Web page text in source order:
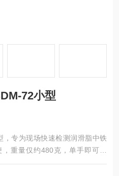
72小型
，专为现场快速检测润滑脂中铁
重量仅约480克，单手即可操
采集的润滑脂装入试样管并插入